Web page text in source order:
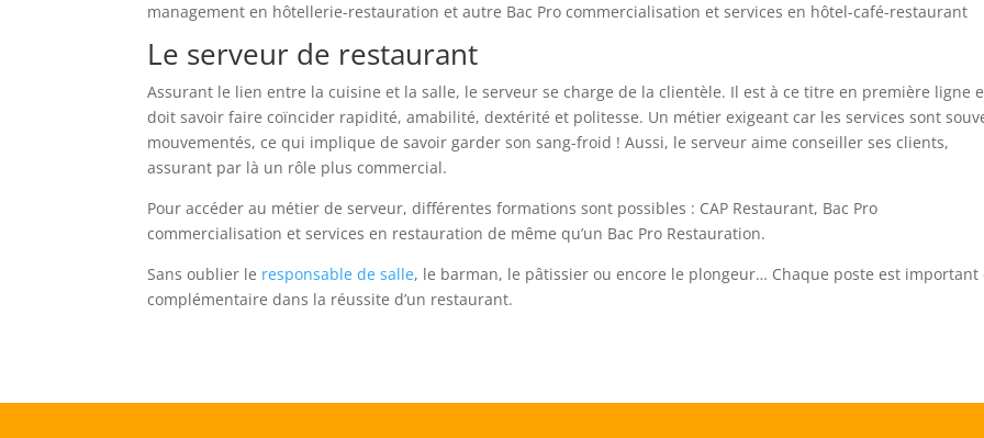
management en hôtellerie-restauration et autre Bac Pro commercialisation et services en hôtel-café-restaurant
Le serveur de restaurant
Assurant le lien entre la cuisine et la salle, le serveur se charge de la clientèle. Il est à ce titre en première ligne
doit savoir faire coïncider rapidité, amabilité, dextérité et politesse. Un métier exigeant car les services sont
mouvementés, ce qui implique de savoir garder son sang-froid ! Aussi, le serveur aime conseiller ses clients,
assurant par là un rôle plus commercial.
Pour accéder au métier de serveur, différentes formations sont possibles : CAP Restaurant, Bac Pro
commercialisation et services en restauration de même qu’un Bac Pro Restauration.
Sans oublier le responsable de salle, le barman, le pâtissier ou encore le plongeur… Chaque poste est important
complémentaire dans la réussite d’un restaurant.